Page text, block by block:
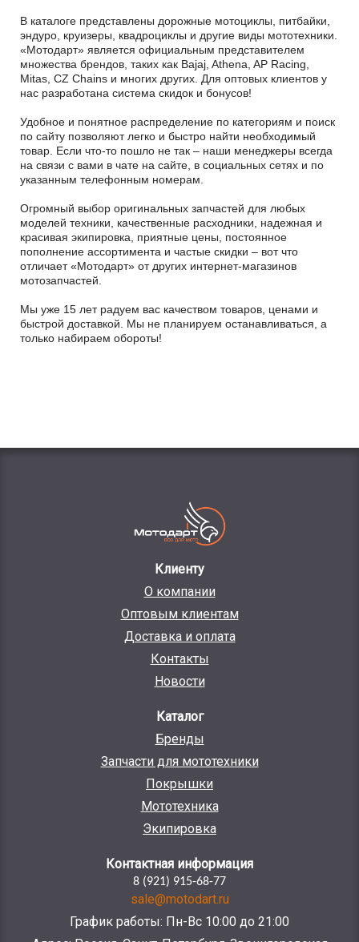
В каталоге представлены дорожные мотоциклы, питбайки,
эндуро, круизеры, квадроциклы и другие виды мототехники.
«Мотодарт» является официальным представителем
множества брендов, таких как Bajaj, Athena, AP Racing,
Mitas, CZ Chains и многих других. Для оптовых клиентов у
нас разработана система скидок и бонусов!
Удобное и понятное распределение по категориям и поиск
по сайту позволяют легко и быстро найти необходимый
товар. Если что-то пошло не так – наши менеджеры всегда
на связи с вами в чате на сайте, в социальных сетях и по
указанным телефонным номерам.
Огромный выбор оригинальных запчастей для любых
моделей техники, качественные расходники, надежная и
красивая экипировка, приятные цены, постоянное
пополнение ассортимента и частые скидки – вот что
отличает «Мотодарт» от других интернет-магазинов
мотозапчастей.
Мы уже 15 лет радуем вас качеством товаров, ценами и
быстрой доставкой. Мы не планируем останавливаться, а
только набираем обороты!
Клиенту
О компании
Оптовым клиентам
Доставка и оплата
Контакты
Новости
Каталог
Бренды
Запчасти для мототехники
Покрышки
Мототехника
Экипировка
Контактная информация
8 (921) 915-68-77
sale@motodart.ru
График работы: Пн-Вс 10:00 до 21:00